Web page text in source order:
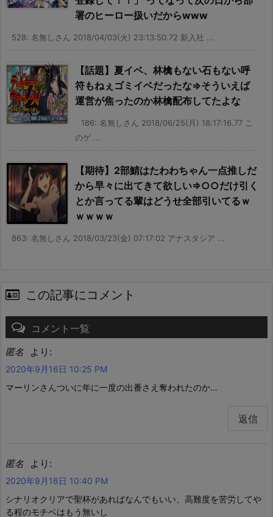
署のヒーロー扱いだからwww
528: 名無しさん 2018/04/03(火) 23:13:50.72 新入社 ...
【話題】夏イベ、林檎もない石もない呼
符もねぇゴミイベだったな⇒そういえば
運営が焦ったのか林檎配布してたよな
186: 名無しさん 2018/06/25(月) 18:17:16.77 こ
のゲ ...
【期待】2部鯖はたわわちゃん一点推しだ
から早々に出てきて欲しい⇒○○だけ引く
とか言ってる輩はどうせ全部引いてるｗ
ｗｗｗｗ
863: 名無しさん 2018/03/23(金) 07:17:02 アナスタシア ...
この記事にコメント
コメント一覧
匿名 より:
2020年9月16日 10:25 PM
マーリンさんついに年に一度の出番さえ奪われたのか…
返信
匿名 より:
2020年9月16日 10:40 PM
シナリオクリアで聖杯があればなんでもいい、高難度を苦労してや
る程のモチベはもう無いし